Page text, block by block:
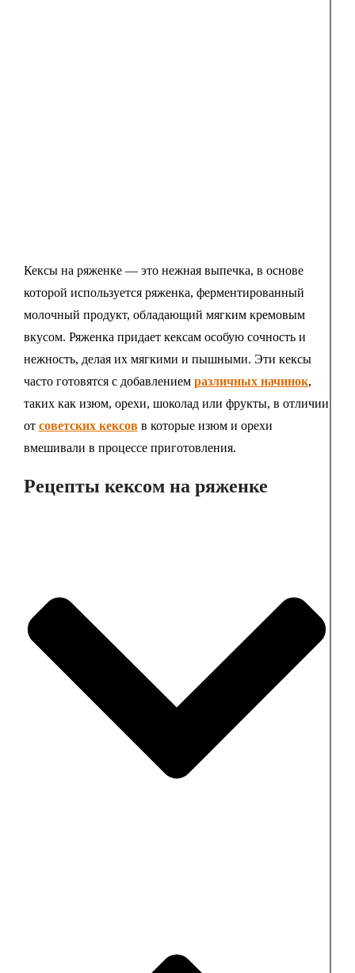
Кексы на ряженке — это нежная выпечка, в основе
которой используется ряженка, ферментированный
молочный продукт, обладающий мягким кремовым
вкусом. Ряженка придает кексам особую сочность и
нежность, делая их мягкими и пышными. Эти кексы
часто готовятся с добавлением различных начинок,
таких как изюм, орехи, шоколад или фрукты, в отличии
от советских кексовв которые изюм и орехи
вмешивали в процессе приготовления.
Рецепты кексом на ряженке